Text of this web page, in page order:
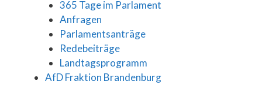
365 Tage im Parlament
Anfragen
Parlamentsanträge
Redebeiträge
Landtagsprogramm
AfD Fraktion Brandenburg